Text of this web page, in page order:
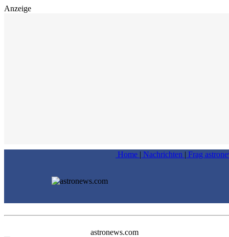
Anzeige
Home | Nachrichten | Frag
astronews.com